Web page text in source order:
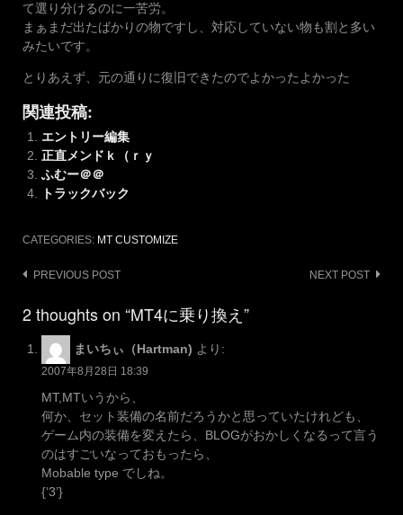
て選り分けるのに一苦労。
まぁまだ出たばかりの物ですし、対応していない物も割と多い
みたいです。
とりあえず、元の通りに復旧できたのでよかったよかった
関連投稿:
エントリー編集
正直メンドｋ（ｒｙ
ふむー＠＠
トラックバック
CATEGORIES: MT CUSTOMIZE
Post
PREVIOUS POST NEXT POST
2 thoughts on “MT4に乗り換え”
まいちぃ（Hartman) より:
2007年8月28日 18:39
MT,MTいうから、
何か、セット装備の名前だろうかと思っていたけれども、
ゲーム内の装備を変えたら、BLOGがおかしくなるって言う
のはすごいなっておもったら、
Mobable type でしね。
{‘3’}